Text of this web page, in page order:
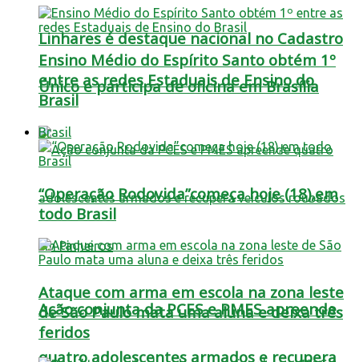
Linhares é destaque nacional no Cadastro
Único e participa de oficina em Brasília
Ação conjunta da PCES e PMES apreende
quatro adolescentes armados e recupera
Ensino Médio do Espírito Santo obtém 1º
entre as redes Estaduais de Ensino do
Brasil
Brasil
“Operação Rodovida”começa hoje (18),em
todo Brasil
Ataque com arma em escola na zona leste
de São Paulo mata uma aluna e deixa três
feridos